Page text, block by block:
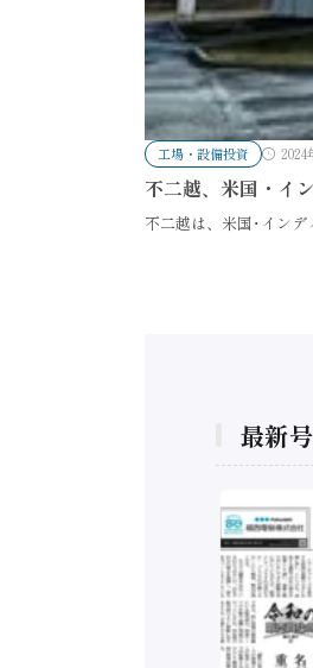
工場・設備投資 2024
不二越、米国・イ
不二越は、米国･イン
最新